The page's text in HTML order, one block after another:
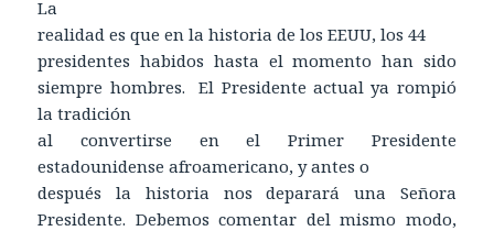
La
realidad es que en la historia de los EEUU, los 44
presidentes habidos hasta el momento han sido
siempre hombres. El Presidente actual ya rompió
la tradición
al convertirse en el Primer Presidente
estadounidense afroamericano, y antes o
después la historia nos deparará una Señora
Presidente. Debemos comentar del mismo modo,